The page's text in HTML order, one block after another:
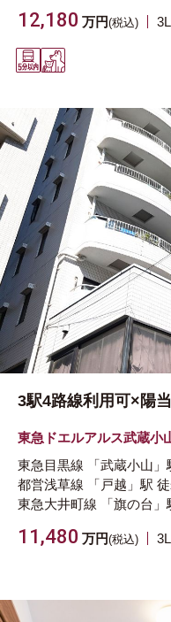
12,180 万円(税込)
3駅4路線利用可×陽
東急ドエルアルス武蔵小
東急目黒線
「武蔵小山」
都営浅草線
「戸越」駅
東急大井町線
「旗の台」
11,480 万円(税込)